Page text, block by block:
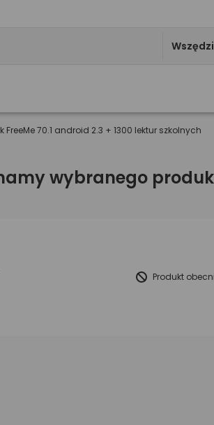
FreeMe 70.1 android 2.3 + 1300 lektur szkolnych
wybranego
Produkt